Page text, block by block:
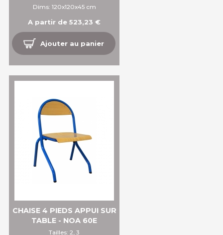
Dims: 120x120x45 cm
A partir de 523,23 €
Ajouter au panier
CHAISE 4 PIEDS APPUI SUR
TABLE - NOA 60E
Tailles: 2, 3